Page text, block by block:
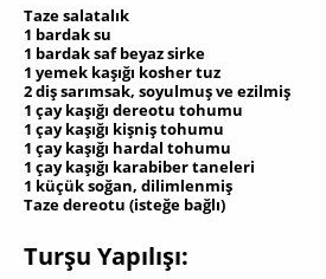
Taze salatalık
1 bardak su
1 bardak saf beyaz sirke
1 yemek kaşığı kosher tuz
2 diş sarımsak, soyulmuş ve ezilmiş
1 çay kaşığı dereotu tohumu
1 çay kaşığı kişniş tohumu
1 çay kaşığı hardal tohumu
1 çay kaşığı karabiber taneleri
1 küçük soğan, dilimlenmiş
Taze dereotu (isteğe bağlı)
Turşu Yapılışı: